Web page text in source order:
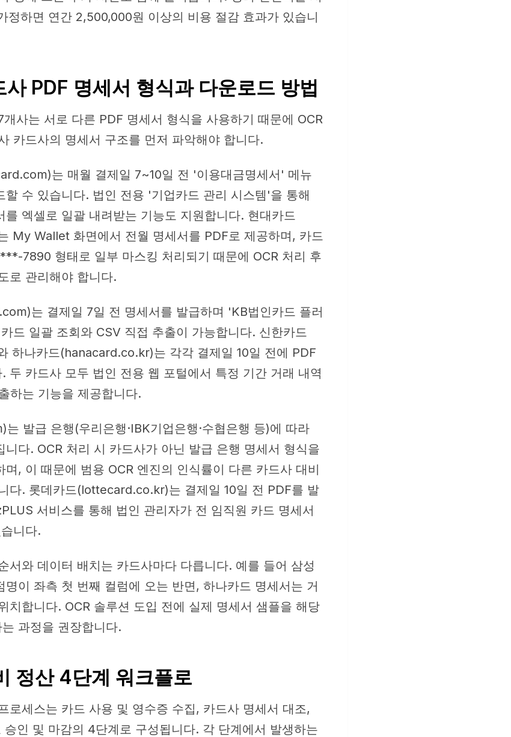
정하면 연간 2,500,000원 이상의 비용 절감 효과가 있습니
사 PDF 명세서 형식과 다운로드 방법
사는 서로 다른 PDF 명세서 형식을 사용하기 때문에 OCR
카드사의 명세서 구조를 먼저 파악해야 합니다.
는 매월 결제일 7~10일 전 '이용대금명세서' 메뉴
할 수 있습니다. 법인 전용 '기업카드 관리 시스템'을 통해
를 엑셀로 일괄 내려받는 기능도 지원합니다. 현대카드
My Wallet 화면에서 전월 명세서를 PDF로 제공하며, 카드
7890 형태로 일부 마스킹 처리되기 때문에 OCR 처리 후
로 관리해야 합니다.
는 결제일 7일 전 명세서를 발급하며 'KB법인카드 플러
드 일괄 조회와 CSV 직접 추출이 가능합니다. 신한카드
하나카드(hanacard.co.kr)는 각각 결제일 10일 전에 PDF
두 카드사 모두 법인 전용 웹 포털에서 특정 기간 거래 내역
하는 기능을 제공합니다.
발급 은행(우리은행·IBK기업은행·수협은행 등)에 따라
니다. OCR 처리 시 카드사가 아닌 발급 은행 명세서 형식을
며, 이 때문에 범용 OCR 엔진의 인식률이 다른 카드사 대비
다. 롯데카드(lottecard.co.kr)는 결제일 10일 전 PDF를 발
서비스를 통해 법인 관리자가 전 임직원 카드 명세서
니다.
서와 데이터 배치는 카드사마다 다릅니다. 예를 들어 삼성
명이 좌측 첫 번째 컬럼에 오는 반면, 하나카드 명세서는 거
치합니다. OCR 솔루션 도입 전에 실제 명세서 샘플을 해당
과정을 권장합니다.
정산 4단계 워크플로
로세스는 카드 사용 및 영수증 수집, 카드사 명세서 대조,
인 및 마감의 4단계로 구성됩니다. 각 단계에서 발생하는